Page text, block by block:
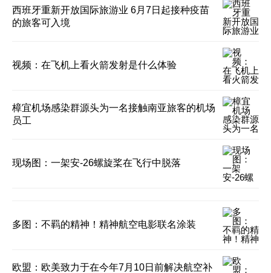
西班牙重新开放国际旅游业 6月7日起接种疫苗
的旅客可入境
视频：在飞机上看火箭发射是什么体验
樟宜机场感染群源头为一名接触南亚旅客的机场
员工
现场图：一架安-26螺旋桨在飞行中脱落
多图：不羁的精神！精神航空电影联名涂装
欧盟：欧美致力于在今年7月10日前解决航空补